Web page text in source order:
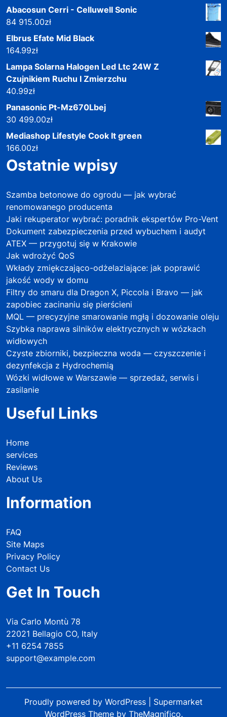
Abacosun Cerri - Celluwell Sonic
84 915.00zł
Elbrus Efate Mid Black
164.99zł
Lampa Solarna Halogen Led Ltc 24W Z
Czujnikiem Ruchu I Zmierzchu
40.99zł
Panasonic Pt-Mz670Lbej
30 499.00zł
Mediashop Lifestyle Cook It green
166.00zł
Ostatnie wpisy
Szamba betonowe do ogrodu — jak wybrać
renomowanego producenta
Jaki rekuperator wybrać: poradnik ekspertów Pro-Vent
Dokument zabezpieczenia przed wybuchem i audyt
ATEX — przygotuj się w Krakowie
Jak wdrożyć QoS
Wkłady zmiękczająco-odżelaziające: jak poprawić
jakość wody w domu
Filtry do smaru dla Dragon X, Piccola i Bravo — jak
zapobiec zacinaniu się pierścieni
MQL — precyzyjne smarowanie mgłą i dozowanie oleju
Szybka naprawa silników elektrycznych w wózkach
widłowych
Czyste zbiorniki, bezpieczna woda — czyszczenie i
dezynfekcja z Hydrochemią
Wózki widłowe w Warszawie — sprzedaż, serwis i
zasilanie
Useful Links
Home
services
Reviews
About Us
Information
FAQ
Site Maps
Privacy Policy
Contact Us
Get In Touch
Via Carlo Montù 78
22021 Bellagio CO, Italy
+11 6254 7855
support@example.com
Proudly powered by WordPress
Supermarket
WordPress Theme by TheMagnifico.